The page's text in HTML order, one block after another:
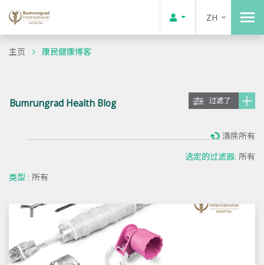
ZH
主页 康民健康博客
Bumrungrad Health Blog 过滤了
选定的过滤器: 所有
类型 : 所有
清除所有